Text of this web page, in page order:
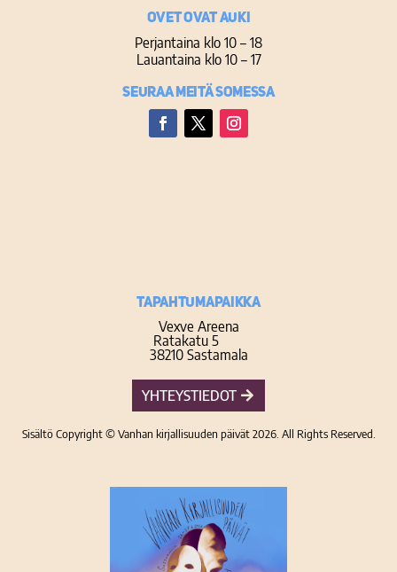
Ovet ovat auki
Perjantaina klo 10 – 18
Lauantaina klo 10 – 17
Seuraa meitä somessa
TAPAHTUMAPAIKKA
Vexve Areena
Ratakatu 5
38210 Sastamala
YHTEYSTIEDOT
Sisältö Copyright © Vanhan kirjallisuuden päivät 2026. All Rights Reserved.